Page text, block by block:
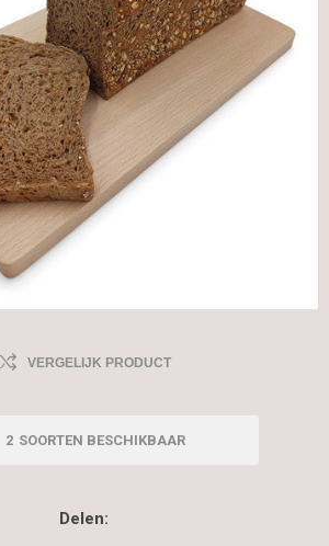
VERGELIJK PRODUCT
2 SOORTEN BESCHIKBAAR
Delen: